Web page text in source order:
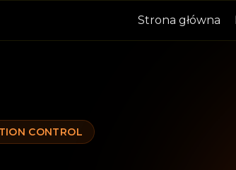
Strona główna
CONTROL